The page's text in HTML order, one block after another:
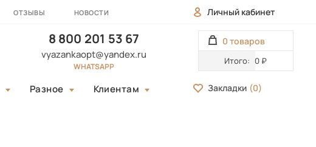
ОТЗЫВЫ НОВОСТИ Личный кабинет
8 800 201 53 67
vyazankaopt@yandex.ru
WHATSAPP
0 товаров
Итого: 0 ₽
Разное Клиентам Закладки (0)